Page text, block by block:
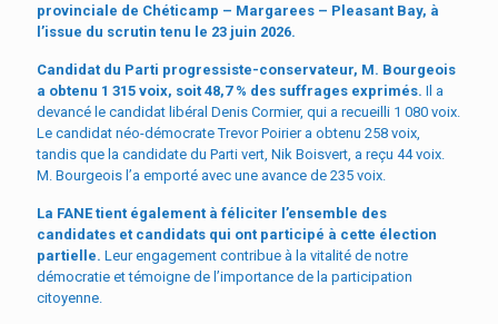
provinciale de Chéticamp – Margarees – Pleasant Bay, à
l’issue du scrutin tenu le 23 juin 2026.
Candidat du Parti progressiste-conservateur, M. Bourgeois
a obtenu 1 315 voix, soit 48,7 % des suffrages exprimés. Il a
devancé le candidat libéral Denis Cormier, qui a recueilli 1 080 voix.
Le candidat néo-démocrate Trevor Poirier a obtenu 258 voix,
tandis que la candidate du Parti vert, Nik Boisvert, a reçu 44 voix.
M. Bourgeois l’a emporté avec une avance de 235 voix.
La FANE tient également à féliciter l’ensemble des
candidates et candidats qui ont participé à cette élection
partielle. Leur engagement contribue à la vitalité de notre
démocratie et témoigne de l’importance de la participation
citoyenne.